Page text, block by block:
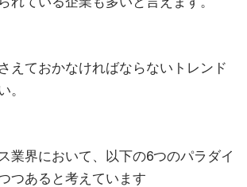
えておかなければならないトレンド
。
業界において、以下の6つのパラダイ
つあると考えています